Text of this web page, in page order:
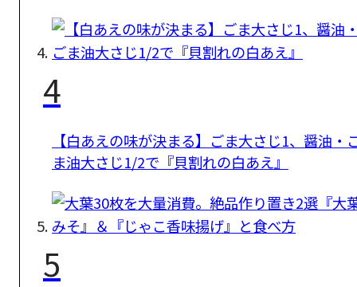
4
【白あえの味が決まる】ごま大さじ1、醤油・
ま油大さじ1/2で『貝割れの白あえ』
5